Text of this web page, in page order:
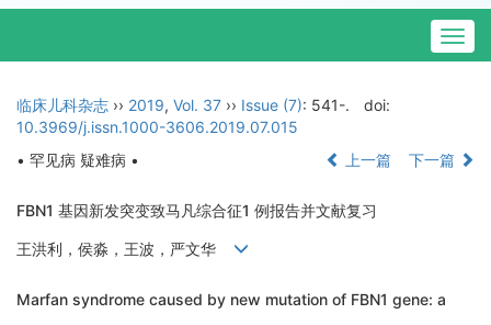
临床儿科杂志 ›› 2019, Vol. 37 ›› Issue (7): 541-.
doi:
10.3969/j.issn.1000-3606.2019.07.015
• 罕见病 疑难病 •
上一篇 下一篇
FBN1 基因新发突变致马凡综合征1 例报告并文献复习
王洪利，侯淼，王波，严文华
Marfan syndrome caused by new mutation of FBN1 gene: a